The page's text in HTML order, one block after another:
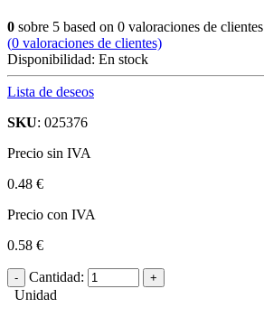
0 sobre 5 based on 0 valoraciones de clientes
(0 valoraciones de clientes)
Disponibilidad: En stock
Lista de deseos
SKU: 025376
Precio sin IVA
0.48 €
Precio con IVA
0.58 €
Cantidad:
Unidad